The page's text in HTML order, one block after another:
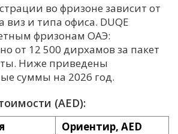
во фризоне зависит от
виз и типа офиса. DUQE
фризонам ОАЭ:
от 12 500 дирхамов за пакет
Ниже приведены
суммы на 2026 год.
(AED):
Ориентир, AED